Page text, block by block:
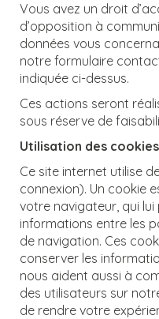
Vous avez un droit
d’opposition à
données vous
notre formulaire
indiquée ci-dessus.
Ces actions seront
sous réserve de
Utilisation des cookies
Ce site internet utilise
connexion). Un cookie
votre navigateur, qui
informations entre les
de navigation. Ces
conserver les
nous aident aussi à
des utilisateurs sur
de rendre votre